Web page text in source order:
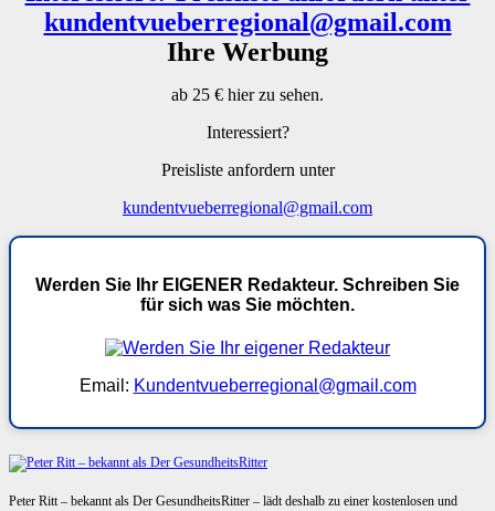
Ihre Werbung
ab 25 € hier zu sehen.
Interessiert?
Preisliste anfordern unter
kundentvueberregional@gmail.com
Werden Sie Ihr EIGENER Redakteur. Schreiben Sie
für sich was Sie möchten.
Email: Kundentvueberregional@gmail.com
Peter Ritt – bekannt als Der GesundheitsRitter – lädt deshalb zu einer kostenlosen und